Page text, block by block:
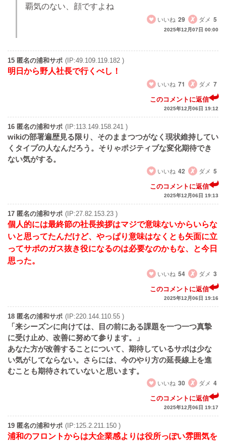
覇気のない、顔ですよね
いいね 29 ダメ 5
2025年12月07日 00:00
15 匿名の浦和サポ (IP:49.109.119.182 )
明日から野人社長で行くべし！
いいね 71 ダメ 7
このコメントに返信
2025年12月06日 19:12
16 匿名の浦和サポ (IP:113.149.158.241 )
wikiの部署遍歴見る限り、そのままつつがなく現状維持してい
くタイプの人なんだろう。そりゃポジティブな変化期待でき
ない気がする。
いいね 42 ダメ 5
このコメントに返信
2025年12月06日 19:13
17 匿名の浦和サポ (IP:27.82.153.23 )
個人的には最終節の社長挨拶はマジで意味ないからいらな
いと思ってたんだけど、やっぱり意味はなくとも矢面に立
ってサポのガス抜き役になるのは必要なのかもな、と今日
思った。
いいね 54 ダメ 3
このコメントに返信
2025年12月06日 19:16
18 匿名の浦和サポ (IP:220.144.110.55 )
「来シーズンに向けては、目の前にある課題を一つ一つ真摯
に受け止め、改善に努めて参ります。」
あなた方が改善することについて、期待しているサポは少な
い気がしてならない。さらには、今のやり方の延長線上を進
むことも期待されていないと思います。
いいね 30 ダメ 4
このコメントに返信
2025年12月06日 19:17
19 匿名の浦和サポ (IP:125.2.211.150 )
浦和のフロントからは大企業感よりは役所っぽい雰囲気を